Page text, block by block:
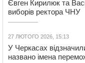
Євген Кирилюк та
виборів ректора ЧНУ
27 ЛЮТОГО 2026, 15:13
У Черкасах
названо імена